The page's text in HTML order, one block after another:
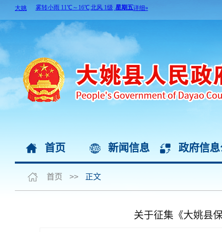
首页 新闻信息 政府信
首页 >> 正文
关于征集《大姚县